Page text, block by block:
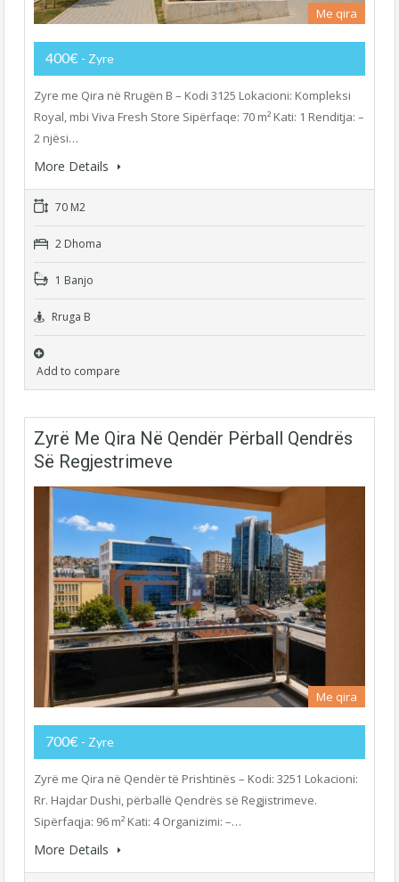
Me qira
400€ - Zyre
Zyre me Qira në Rrugën B – Kodi 3125 Lokacioni: Kompleksi
Royal, mbi Viva Fresh Store Sipërfaqe: 70 m² Kati: 1 Renditja: –
2 njësi…
More Details
70 M2
2 Dhoma
1 Banjo
Rruga B
Add to compare
Zyrë Me Qira Në Qendër Përball Qendrës
Së Regjestrimeve
Me qira
700€ - Zyre
Zyrë me Qira në Qendër të Prishtinës – Kodi: 3251 Lokacioni:
Rr. Hajdar Dushi, përballë Qendrës së Regjistrimeve.
Sipërfaqja: 96 m² Kati: 4 Organizimi: –…
More Details